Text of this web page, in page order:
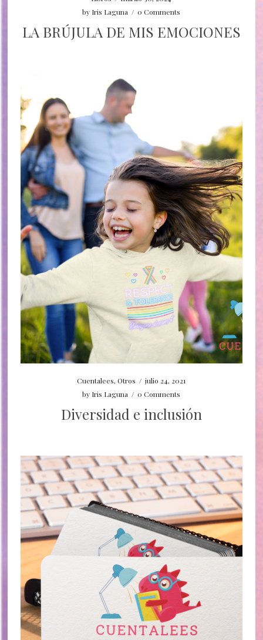
by Iris Laguna / 0 Comments
LA BRÚJULA DE MIS EMOCIONES
Cuentalees,Otros / julio 24, 2021
by Iris Laguna / 0 Comments
Diversidad e inclusión